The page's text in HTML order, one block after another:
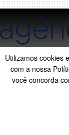
Utilizamos cookies
com a nossa
você concorda